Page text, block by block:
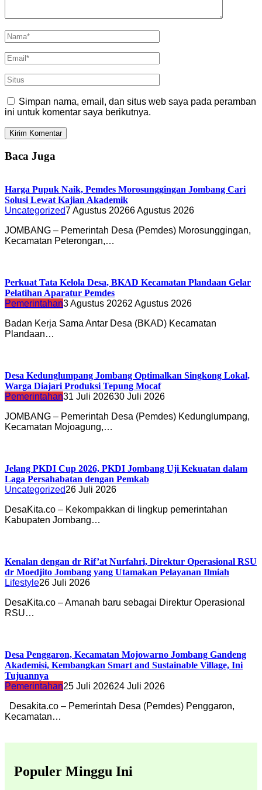
Simpan nama, email, dan situs web saya pada peramban
ini untuk komentar saya berikutnya.
Baca Juga
Harga Pupuk Naik, Pemdes Morosunggingan Jombang Cari
Solusi Lewat Kajian Akademik
Uncategorized7 Agustus 20266 Agustus 2026
JOMBANG – Pemerintah Desa (Pemdes) Morosunggingan,
Kecamatan Peterongan,…
Perkuat Tata Kelola Desa, BKAD Kecamatan Plandaan Gelar
Pelatihan Aparatur Pemdes
Pemerintahan3 Agustus 20262 Agustus 2026
Badan Kerja Sama Antar Desa (BKAD) Kecamatan
Plandaan…
Desa Kedunglumpang Jombang Optimalkan Singkong Lokal,
Warga Diajari Produksi Tepung Mocaf
Pemerintahan31 Juli 202630 Juli 2026
JOMBANG – Pemerintah Desa (Pemdes) Kedunglumpang,
Kecamatan Mojoagung,…
Jelang PKDI Cup 2026, PKDI Jombang Uji Kekuatan dalam
Laga Persahabatan dengan Pemkab
Uncategorized26 Juli 2026
DesaKita.co – Kekompakkan di lingkup pemerintahan
Kabupaten Jombang…
Kenalan dengan dr Rif’at Nurfahri, Direktur Operasional RSU
dr Moedjito Jombang yang Utamakan Pelayanan Ilmiah
Lifestyle26 Juli 2026
DesaKita.co – Amanah baru sebagai Direktur Operasional
RSU…
Desa Penggaron, Kecamatan Mojowarno Jombang Gandeng
Akademisi, Kembangkan Smart and Sustainable Village, Ini
Tujuannya
Pemerintahan25 Juli 202624 Juli 2026
Desakita.co – Pemerintah Desa (Pemdes) Penggaron,
Kecamatan…
Populer Minggu Ini